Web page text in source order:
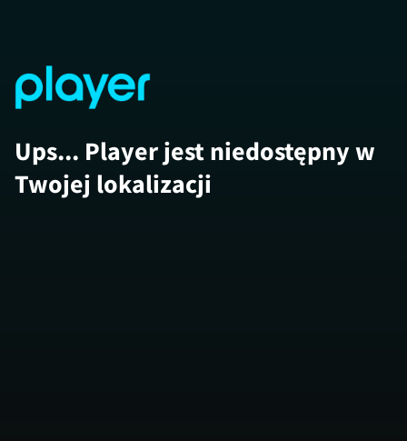
Ups... Player jest niedostępny w
Twojej lokalizacji